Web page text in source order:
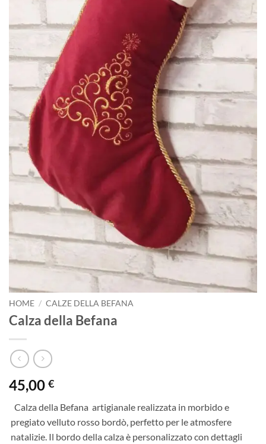
HOME / CALZE DELLA BEFANA
Calza della Befana
45,00 €
Calza della Befana artigianale realizzata in morbido e
pregiato velluto rosso bordò, perfetto per le atmosfere
natalizie. Il bordo della calza è personalizzato con dettagli